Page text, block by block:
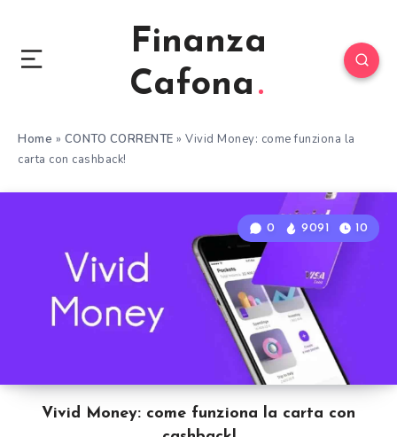
Finanza
Cafona
Home » CONTO CORRENTE » Vivid Money: come funziona la
carta con cashback!
0 9091 10
Vivid Money: come funziona la carta con